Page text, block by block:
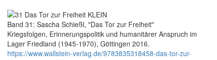
Band 31: Sascha Schießl, "Das Tor zur Freiheit"
Kriegsfolgen, Erinnerungspolitik und humanitärer Anspruch im
Lager Friedland (1945-1970), Göttingen 2016.
https://www.wallstein-verlag.de/9783835318458-das-tor-zur-